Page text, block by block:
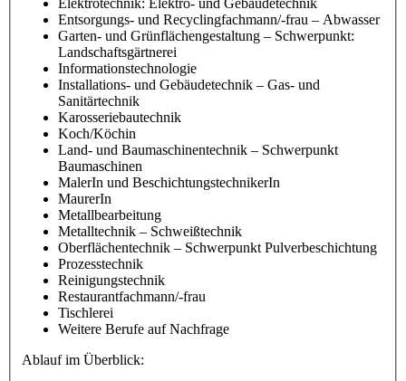
Entsorgungs- und Recyclingfachmann/-frau – Abwasser
Garten- und Grünflächengestaltung – Schwerpunkt:
Landschaftsgärtnerei
Informationstechnologie
Installations- und Gebäudetechnik – Gas- und
Sanitärtechnik
Karosseriebautechnik
Koch/Köchin
Land- und Baumaschinentechnik – Schwerpunkt
Baumaschinen
MalerIn und BeschichtungstechnikerIn
MaurerIn
Metallbearbeitung
Metalltechnik – Schweißtechnik
Oberflächentechnik – Schwerpunkt Pulverbeschichtung
Prozesstechnik
Reinigungstechnik
Restaurantfachmann/-frau
Tischlerei
Weitere Berufe auf Nachfrage
Ablauf im Überblick: